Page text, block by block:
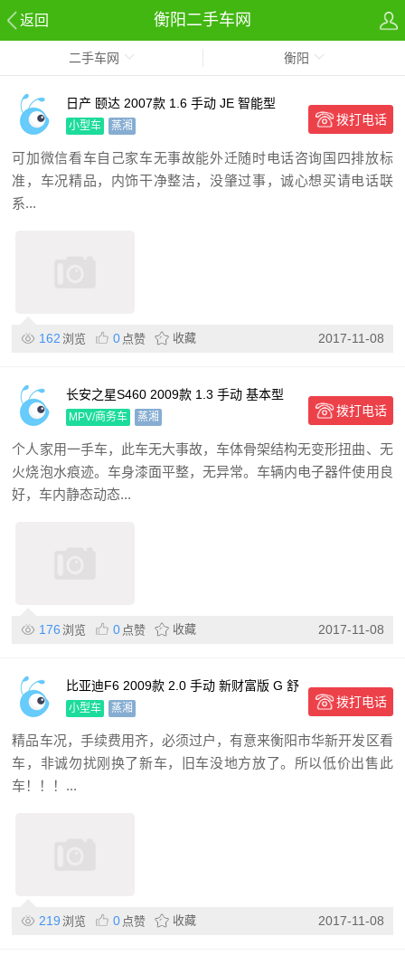
返回 衡阳二手车网
二手车网 衡阳
日产 颐达 2007款 1.6 手动 JE 智能型
小型车 蒸湘 拨打电话
可加微信看车自己家车无事故能外迁随时电话咨询国四排放标
准，车况精品，内饰干净整洁，没肇过事，诚心想买请电话联
系...
162 浏览 0 点赞 收藏 2017-11-08
长安之星S460 2009款 1.3 手动 基本型
MPV/商务车 蒸湘 拨打电话
个人家用一手车，此车无大事故，车体骨架结构无变形扭曲、无
火烧泡水痕迹。车身漆面平整，无异常。车辆内电子器件使用良
好，车内静态动态...
176 浏览 0 点赞 收藏 2017-11-08
比亚迪F6 2009款 2.0 手动 新财富版 G 舒
适型
小型车 蒸湘 拨打电话
精品车况，手续费用齐，必须过户，有意来衡阳市华新开发区看
车，非诚勿扰刚换了新车，旧车没地方放了。所以低价出售此
车！！！...
219 浏览 0 点赞 收藏 2017-11-08